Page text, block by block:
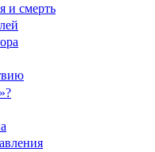
и смерть